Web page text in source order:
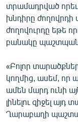
«Ազատության»
տրամադրված
խնդիրը ժողովրդի
ժողովուրդը եթե
բանակը
«Բոլոր
կողմից, ասեմ, որ
ամեն մարդ ունի
լինելու զիջել այդ
Ղարաբաղի